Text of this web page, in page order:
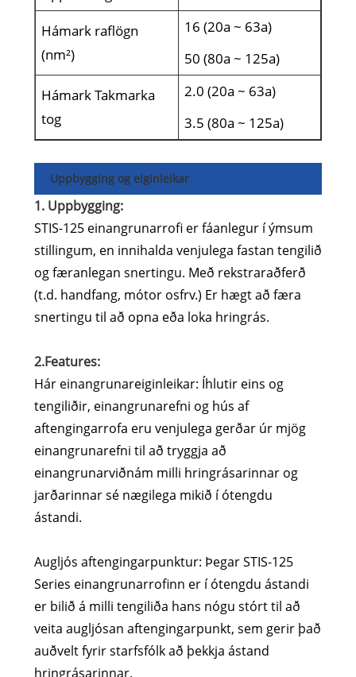
Hámark raflögn
(nm²)
16 (20a ~ 63a)
50 (80a ~ 125a)
Hámark Takmarka
tog
2.0 (20a ~ 63a)
3.5 (80a ~ 125a)
Uppbygging og eiginleikar
1. Uppbygging:
STIS-125 einangrunarrofi er fáanlegur í ýmsum
stillingum, en innihalda venjulega fastan tengilið
og færanlegan snertingu. Með rekstraraðferð
(t.d. handfang, mótor osfrv.) Er hægt að færa
snertingu til að opna eða loka hringrás.
2.Features:
Hár einangrunareiginleikar: Íhlutir eins og
tengiliðir, einangrunarefni og hús af
aftengingarrofa eru venjulega gerðar úr mjög
einangrunarefni til að tryggja að
einangrunarviðnám milli hringrásarinnar og
jarðarinnar sé nægilega mikið í ótengdu
ástandi.
Augljós aftengingarpunktur: Þegar STIS-125
Series einangrunarrofinn er í ótengdu ástandi
er bilið á milli tengiliða hans nógu stórt til að
veita augljósan aftengingarpunkt, sem gerir það
auðvelt fyrir starfsfólk að þekkja ástand
hringrásarinnar.